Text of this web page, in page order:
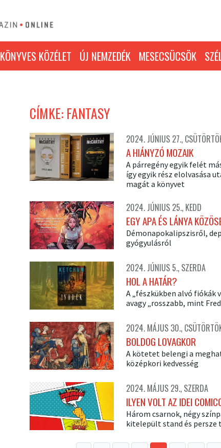
KÖNYVES KÖZÉLET ÚJ NEMZEDÉK MESECSÜCSÖK
CÍMKE: FANTASY
2024. JÚNIUS 27.,
A HIÁNYZÓ MOZAIK
A párregény egyik felét
így egyik rész elolvasása
magát a könyvet
2024. JÚNIUS 25., KEDD
EGY APA ÉS LÁNYA
Démonapokalipszisről,
gyógyulásról
2024. JÚNIUS 5., SZERDA
HOL A HATÁR?
A „fészkükben alvó fiókák
avagy „rosszabb, mint
2024. MÁJUS 30.,
BOLDOG LOVAGKOR
A kötetet belengi a
középkori kedvesség
2024. MÁJUS 29., SZERDA
ILYEN VOLT AZ IDEI
Három csarnok, négy
kitelepült stand és persze